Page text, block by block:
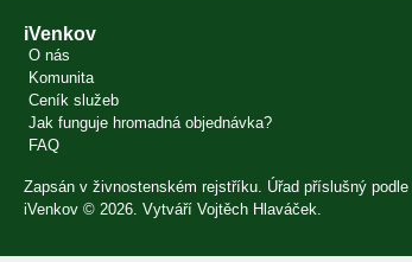
iVenkov
O nás
Komunita
Ceník služeb
Jak funguje hromadná objednávka?
FAQ
Zapsán v živnostenském rejstříku. Úřad příslušný
iVenkov © 2026. Vytváří Vojtěch Hlaváček.